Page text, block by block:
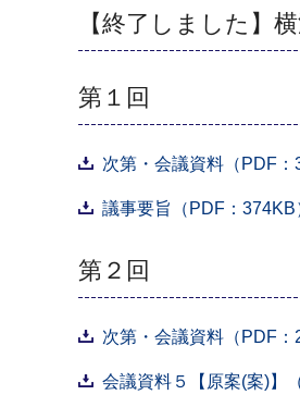
【終了しました】
第１回
次第・会議資料（PDF：
議事要旨（PDF：374KB
第２回
次第・会議資料（PDF：
会議資料５【原案(案)】